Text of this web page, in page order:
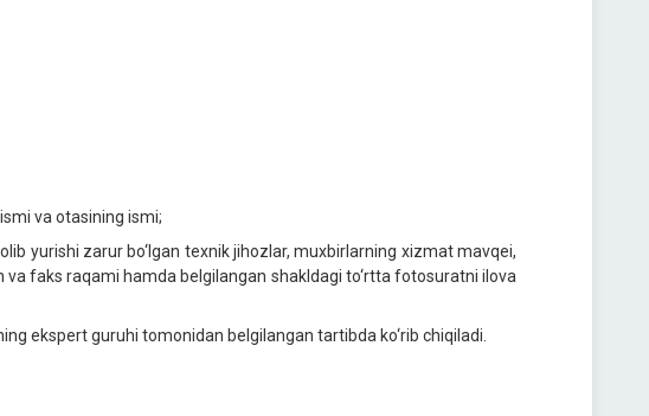
va otasining ismi;
yurishi zarur bo‘lgan texnik jihozlar, muxbirlarning xizmat mavqei,
faks raqami hamda belgilangan shakldagi to‘rtta fotosuratni ilova
ekspert guruhi tomonidan belgilangan tartibda ko‘rib chiqiladi.